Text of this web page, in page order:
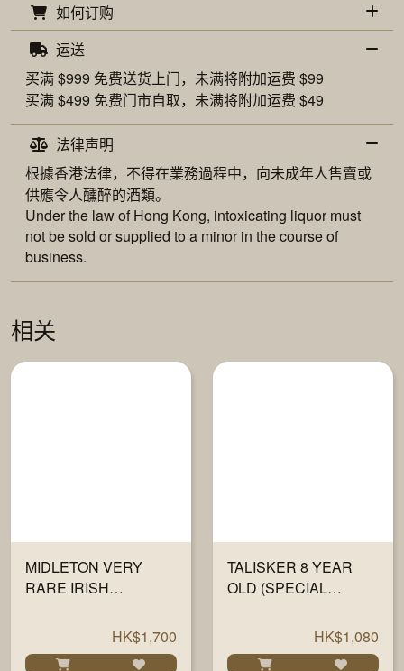
如何订购
运送
买满 $999 免费送货上门，未满将附加运费 $99
买满 $499 免费门市自取，未满将附加运费 $49
法律声明
根據香港法律，不得在業務過程中，向未成年人售賣或
供應令人醺醉的酒類。
Under the law of Hong Kong, intoxicating liquor must
not be sold or supplied to a minor in the course of
business.
相关
MIDLETON VERY
RARE IRISH
HK$1,700
TALISKER 8 YEAR
OLD (SPECIAL
HK$1,080